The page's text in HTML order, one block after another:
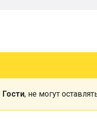
Гости, не могут